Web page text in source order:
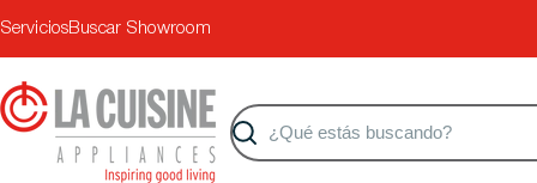
ServiciosBuscar Showroom
Buscar